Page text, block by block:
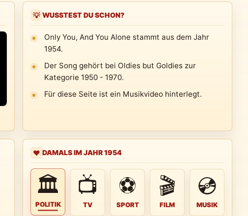
💡 WUSSTEST DU SCHON?
Only You, And You Alone stammt aus dem Jahr
1954.
Der Song gehört bei Oldies but Goldies zur
Kategorie 1950 - 1970.
Für diese Seite ist ein Musikvideo hinterlegt.
❤️ DAMALS IM JAHR 1954
🏛
POLITIK
📺
TV
⚽
SPORT
🎬
FILM
💿
MUSIK